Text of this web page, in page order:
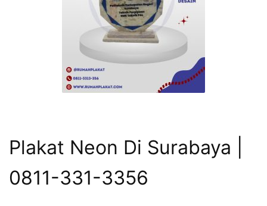
Plakat Neon Di Surabaya |
0811-331-3356